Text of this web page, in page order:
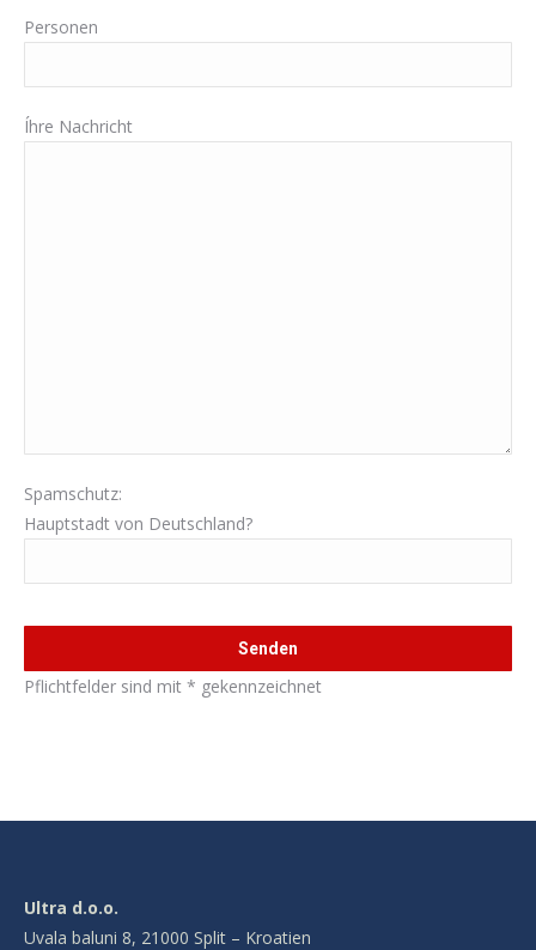
Personen
Íhre Nachricht
Spamschutz:
Hauptstadt von Deutschland?
Pflichtfelder sind mit * gekennzeichnet
Ultra d.o.o.
Uvala baluni 8, 21000 Split – Kroatien